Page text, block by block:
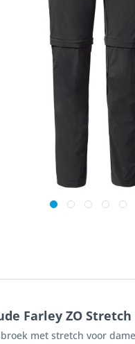
Farley ZO
met stretch voor